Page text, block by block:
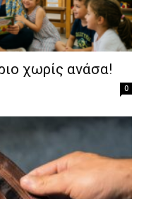
χωρίς ανάσα!
0